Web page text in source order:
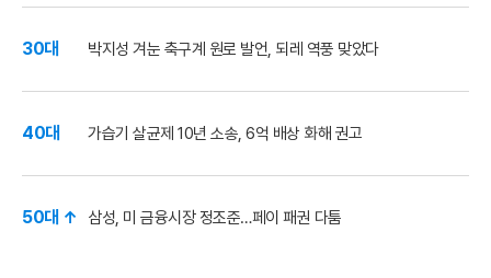
30대 박지성 겨눈 축구계 원로 발언, 되레 역풍 맞았다
40대 가습기 살균제 10년 소송, 6억 배상 화해 권고
50대 ↑ 삼성, 미 금융시장 정조준…페이 패권 다툼